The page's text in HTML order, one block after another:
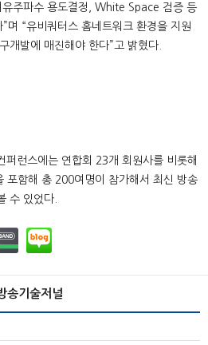
주파수 용도결정, White Space 검증 등
며 “유비쿼터스 홈네트워크 환경을 지원
개발에 매진해야 한다”고 밝혔다.
퍼런스에는 연합회 23개 회원사를 비롯해
포함해 총 200여명이 참가해서 최신 방송
수 있었다.
송기술저널